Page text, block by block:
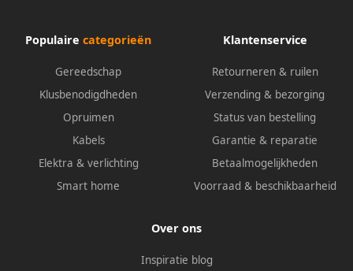
Populaire categorieën
Gereedschap
Klusbenodigdheden
Opruimen
Kabels
Elektra & verlichting
Smart home
Klantenservice
Retourneren & ruilen
Verzending & bezorging
Status van bestelling
Garantie & reparatie
Betaalmogelijkheden
Voorraad & beschikbaarheid
Over ons
Inspiratie blog